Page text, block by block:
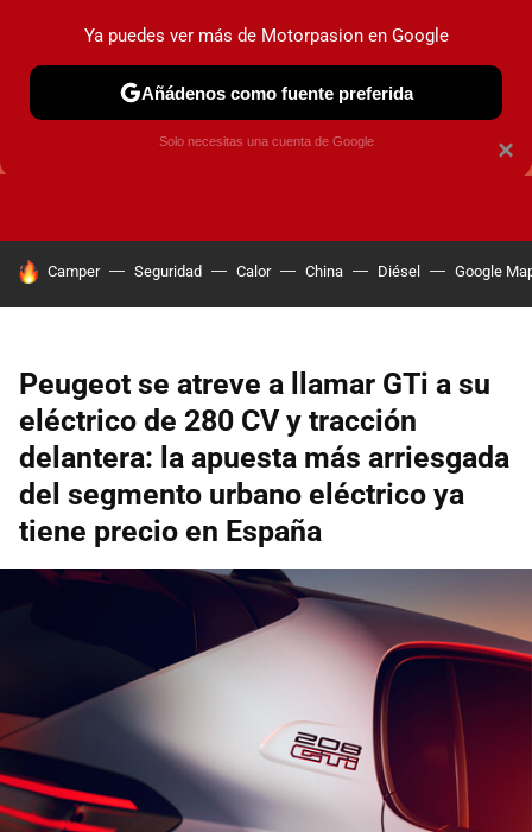
GUÍAS DE COMPRA OFERTAS DE COCHES CONSEJOS
HOY SE HABLA DE
Camper Seguridad Calor China Diésel Google
Peugeot se atreve a llamar GTi a su
eléctrico de 280 CV y tracción
delantera: la apuesta más arriesgada
del segmento urbano eléctrico ya
tiene precio en España
×
Ya puedes ver más de Motorpasion en Google
Añádenos como fuente preferida
Solo necesitas una cuenta de Google